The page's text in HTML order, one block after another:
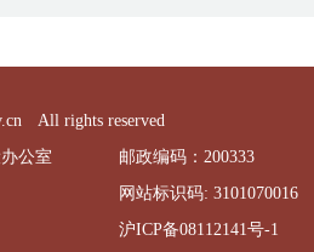
All rights reserved
公室
邮政编码：200333
网站标识码: 3101070016
沪ICP备08112141号-1